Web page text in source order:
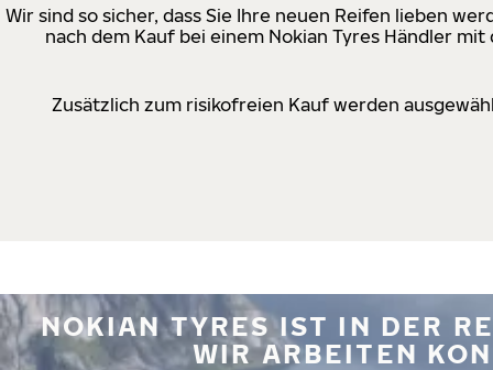
Wir sind so sicher, dass Sie Ihre neuen Reifen lieben
nach dem Kauf bei einem Nokian Tyres Händler
Zusätzlich zum risikofreien Kauf werden
NOKIAN TYRES IST IN DER
WIR ARBEITEN